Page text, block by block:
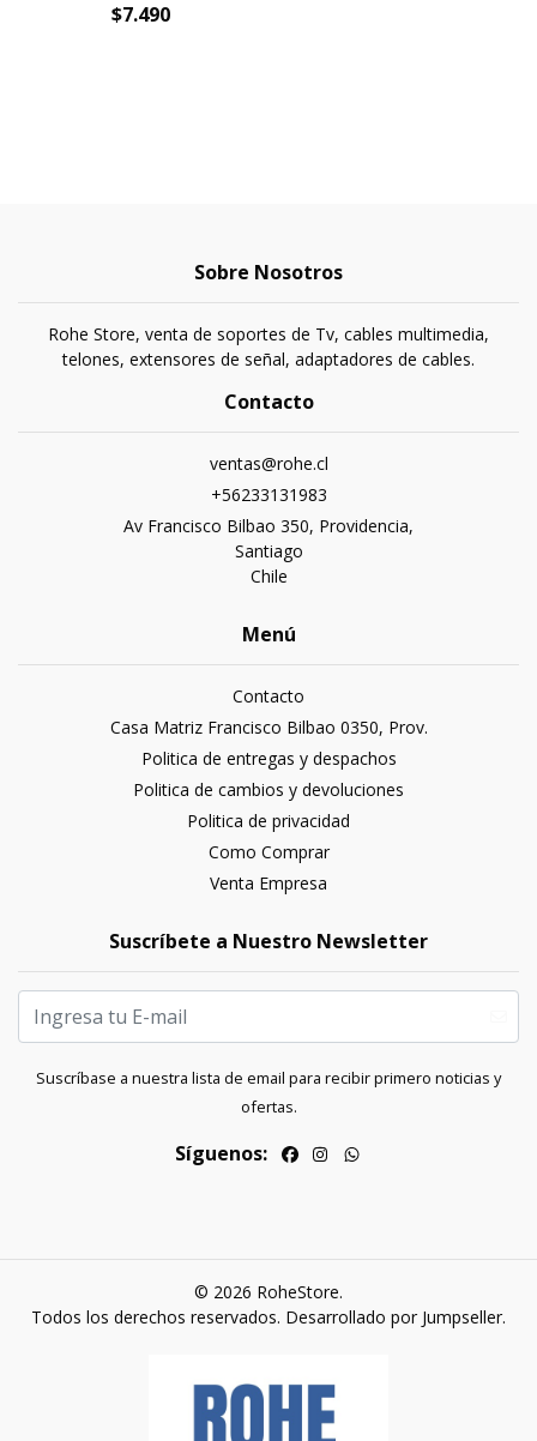
$7.490
Sobre Nosotros
Rohe Store, venta de soportes de Tv, cables multimedia,
telones, extensores de señal, adaptadores de cables.
Contacto
ventas@rohe.cl
+56233131983
Av Francisco Bilbao 350, Providencia,
Santiago
Chile
Menú
Contacto
Casa Matriz Francisco Bilbao 0350, Prov.
Politica de entregas y despachos
Politica de cambios y devoluciones
Politica de privacidad
Como Comprar
Venta Empresa
Suscríbete a Nuestro Newsletter
Suscríbase a nuestra lista de email para recibir primero noticias y
ofertas.
Síguenos:
© 2026 RoheStore.
Todos los derechos reservados. Desarrollado por Jumpseller.